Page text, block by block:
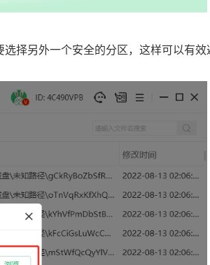
择另外一个安全的分区，这样可以有效